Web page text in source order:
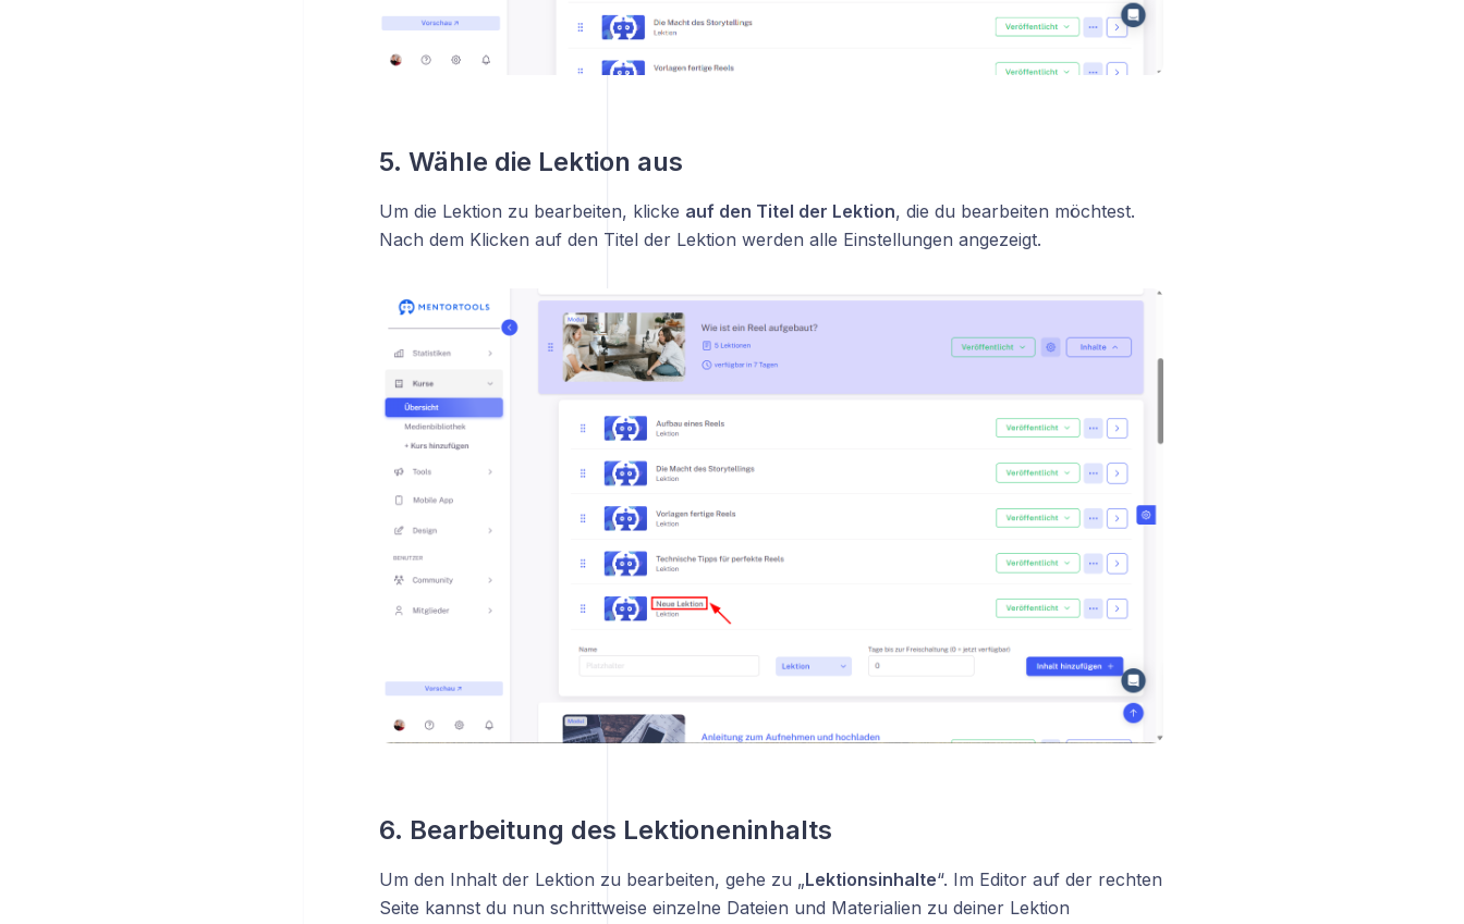
5. Wähle die Lektion aus
Um die Lektion zu bearbeiten, klicke auf den Titel der Lektion, die du bearbeiten möchtest.
Nach dem Klicken auf den Titel der Lektion werden alle Einstellungen angezeigt.
6. Bearbeitung des Lektioneninhalts
Um den Inhalt der Lektion zu bearbeiten, gehe zu „Lektionsinhalte“. Im Editor auf der rechten
Seite kannst du nun schrittweise einzelne Dateien und Materialien zu deiner Lektion